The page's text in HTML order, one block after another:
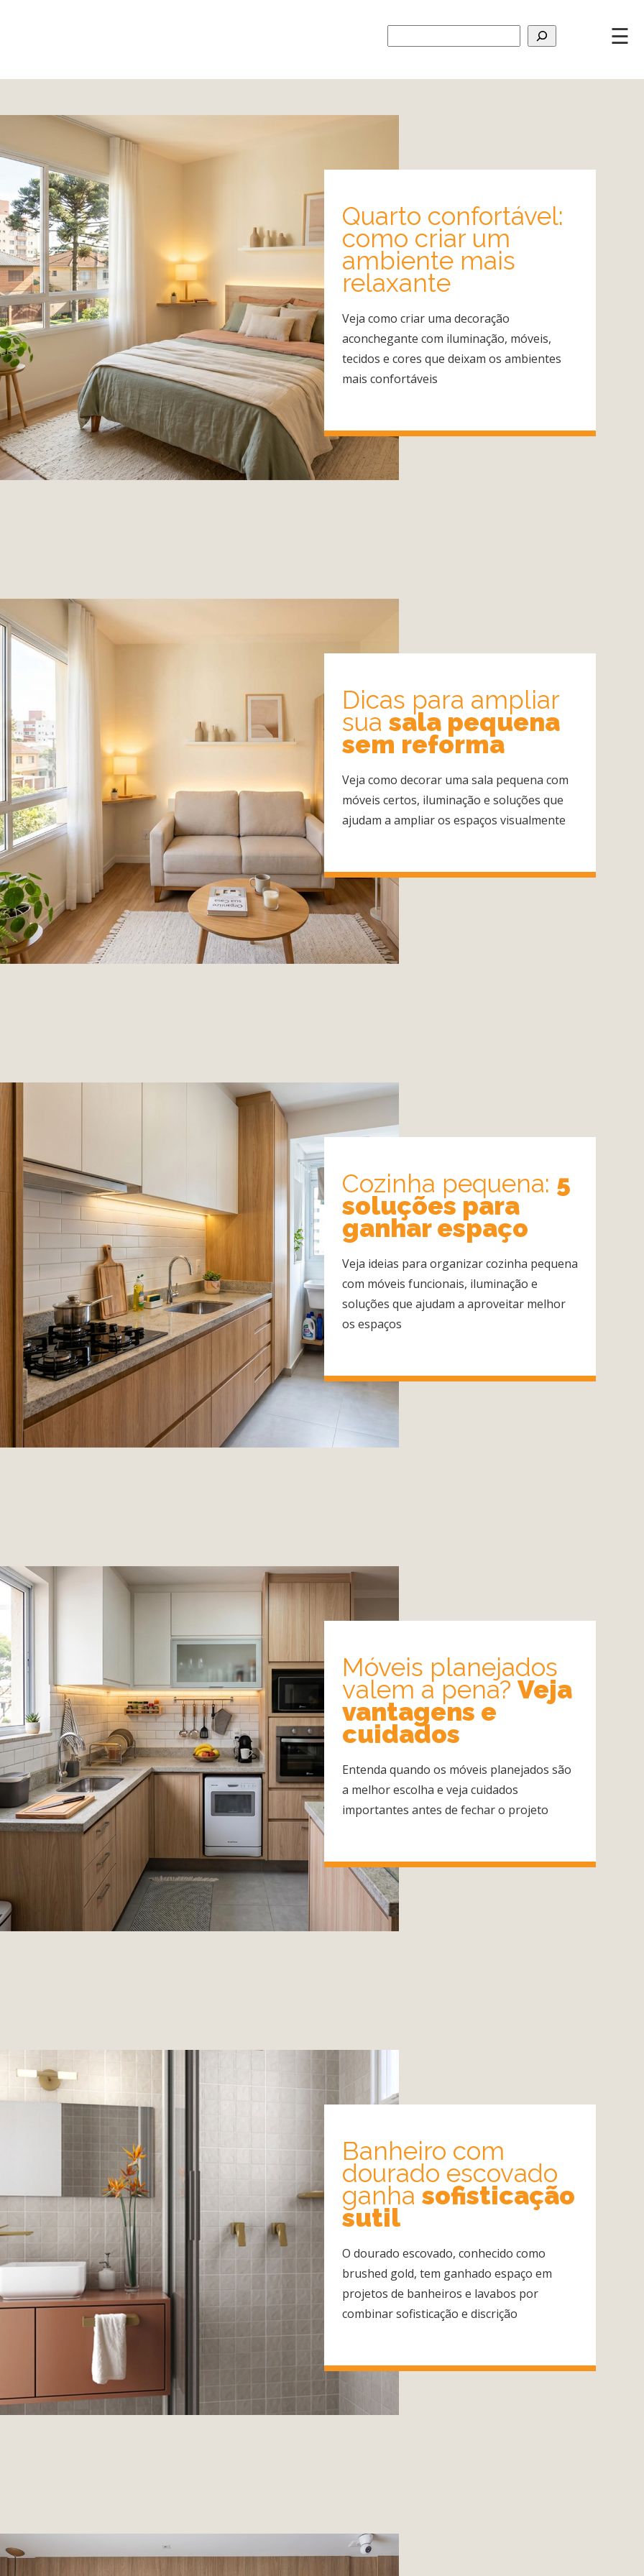
☰
Quarto confortável:
como criar um
ambiente mais
relaxante
Veja como criar uma decoração
aconchegante com iluminação, móveis,
tecidos e cores que deixam os ambientes
mais confortáveis
Dicas para ampliar
sua sala pequena
sem reforma
Veja como decorar uma sala pequena com
móveis certos, iluminação e soluções que
ajudam a ampliar os espaços visualmente
Cozinha pequena: 5
soluções para
ganhar espaço
Veja ideias para organizar cozinha pequena
com móveis funcionais, iluminação e
soluções que ajudam a aproveitar melhor
os espaços
Móveis planejados
valem a pena?Veja
vantagens e
cuidados
Entenda quando os móveis planejados são
a melhor escolha e veja cuidados
importantes antes de fechar o projeto
Banheiro com
dourado escovado
ganha sofisticação
sutil
O dourado escovado, conhecido como
brushed gold, tem ganhado espaço em
projetos de banheiros e lavabos por
combinar sofisticação e discrição